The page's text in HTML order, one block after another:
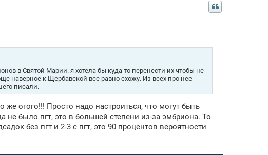
в Святой Марии. я хотела бы куда то перенести их чтобы не
наверное к Щербавской все равно схожу. Из всех про нее
писали.
огого!!! Просто надо настроиться, что могут быть
не было пгт, это в большей степени из-за эмбриона. То
без пгт и 2-3 с пгт, это 90 процентов вероятности